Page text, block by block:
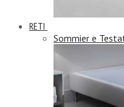
RETI
Sommier e